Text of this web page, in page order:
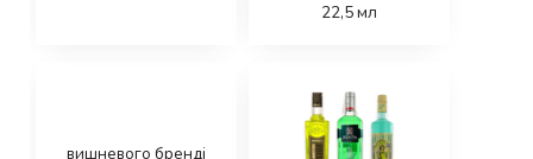
22,5мл
вишневого бренді